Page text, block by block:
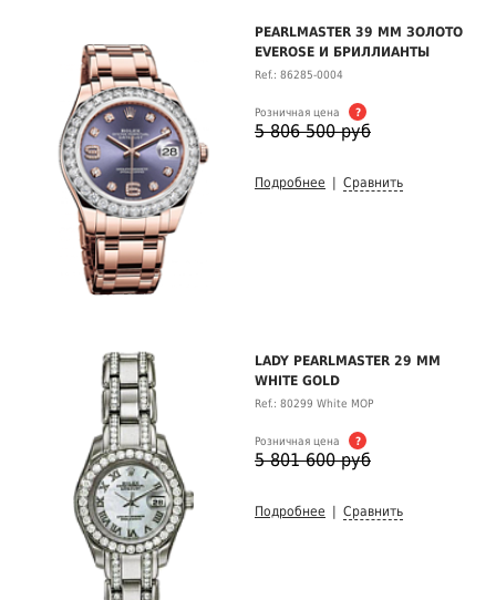
PEARLMASTER 39 ММ ЗОЛОТО
EVEROSE И БРИЛЛИАНТЫ
Ref.: 86285-0004
Розничная цена ?
5 806 500 руб
Подробнее Сравнить
LADY PEARLMASTER 29 MM
WHITE GOLD
Ref.: 80299 White MOP
Розничная цена ?
5 801 600 руб
Подробнее Сравнить